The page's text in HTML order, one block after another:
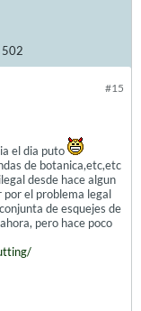
502
#15
el dia puto
de botanica,etc,etc
desde hace algun
por el problema legal
de esquejes de
pero hace poco